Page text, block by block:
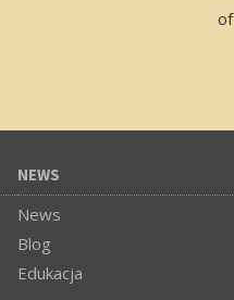
NEWS
News
Blog
Edukacja